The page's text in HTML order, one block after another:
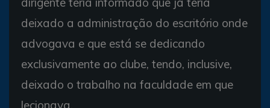
deixado a administração do escritório onde
advogava e que está se dedicando
exclusivamente ao clube, tendo, inclusive,
deixado o trabalho na faculdade em que
lecionava.